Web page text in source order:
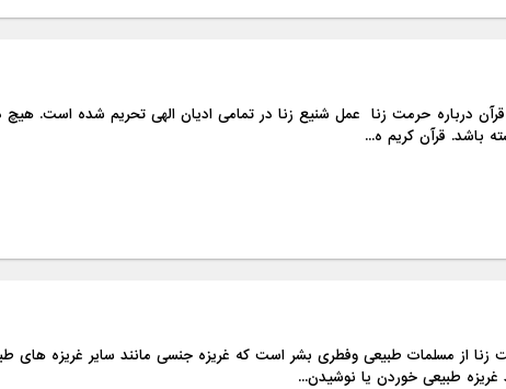
ازدواج یا زنا ؟ بخش دوم – آیات قرآن درباره حرمت زنا عمل شنیع زنا در تمامی ادیان الهی تحریم
باشد. قرآن کریم ه...
ازدواج یا زنا ؟ قسمت اول – حرمت زنا از مسلمات طبیعی وفطری بشر است که غریزه جنسی مانند سایر
طبیعی خوردن یا نوشیدن...